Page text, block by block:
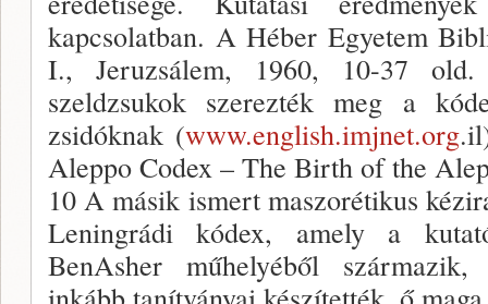
kapcsolatban. A Héber Egyetem
I., Jeruzsálem, 1960, 10-37
szeldzsukok szerezték meg a
zsidóknak (www.english.imjnet.org
Aleppo Codex – The Birth of the
10 A másik ismert maszorétikus
Leningrádi kódex, amely a
BenAsher műhelyéből